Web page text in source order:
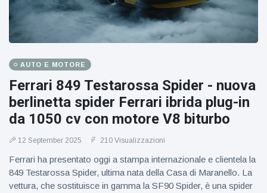
AUTO E MOTORE
Ferrari 849 Testarossa Spider - nuova
berlinetta spider Ferrari ibrida plug-in
da 1050 cv con motore V8 biturbo
12 September 2025 210 Visualizzazioni
Ferrari ha presentato oggi a stampa internazionale e clientela la
849 Testarossa Spider, ultima nata della Casa di Maranello. La
vettura, che sostituisce in gamma la SF90 Spider, è una spider